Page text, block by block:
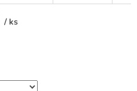
/ ks